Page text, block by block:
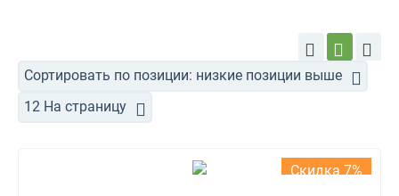
Сортировать по позиции: низкие позиции выше
12 На страницу
Скидка 7%